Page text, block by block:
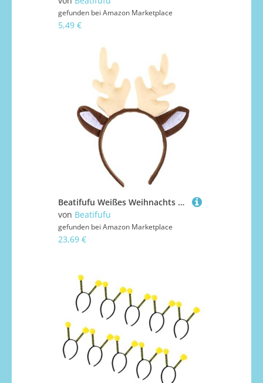
gefunden bei Amazon Marketplace
5,49 €
Beatifufu Weißes Weihnachts Hirschgeweih Stirnband aus Leichtem Sicherem Material Weihnachtlicher Haarschmuck für Mädchen und Damen Festliche Partydekoration und Foto Requisite
von Beatifufu
gefunden bei Amazon Marketplace
23,69 €